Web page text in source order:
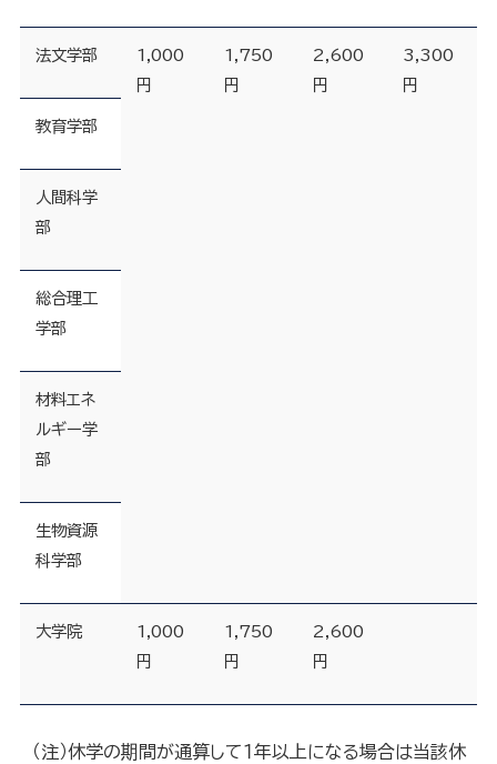
法文学部
1,000
円
1,750
円
2,600
円
3,300
円
教育学部
人間科学
部
総合理工
学部
材料エネ
ルギー学
部
生物資源
科学部
大学院
1,000
円
1,750
円
2,600
円
（注）休学の期間が通算して１年以上になる場合は当該休